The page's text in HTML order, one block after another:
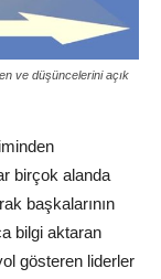
ve düşüncelerini açık
birçok alanda
başkalarının
bilgi aktaran
gösteren liderler